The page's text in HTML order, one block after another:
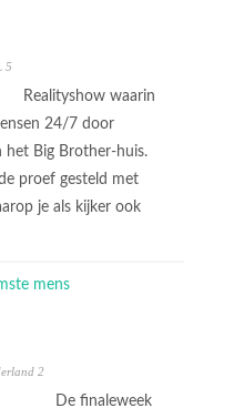
5
Realityshow waarin
24/7 door
het Big Brother-huis.
proef gesteld met
je als kijker ook
2
De finaleweek